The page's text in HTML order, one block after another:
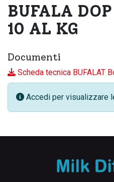
BUFALA
10 AL KG
Documenti
Scheda tecnica BUFALAT
Accedi per visualizzare